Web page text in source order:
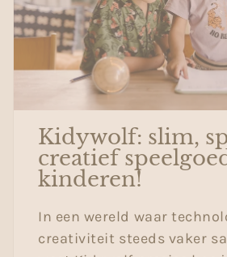
Kidywolf: slim,
creatief
kinderen!
In een wereld waar
creativiteit steeds vaker